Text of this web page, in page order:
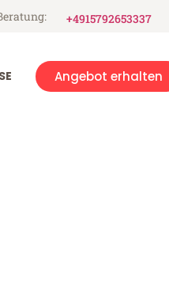
+4915792653337
Angebot erhalten